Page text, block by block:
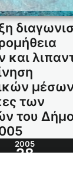
και
μέσων
των
του
2005
28